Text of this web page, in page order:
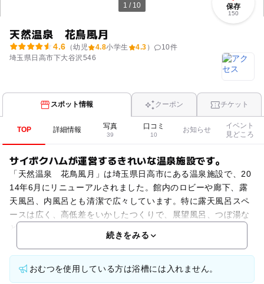
1 / 10
天然温泉 花鳥風月
4.6 （幼児 4.8小学生 4.3 ） 10件
埼玉県日高市下大谷沢546
保存
150
スポット情報 クーポン チケット
TOP 詳細情報 写真
39
口コミ
10
お知らせ
イベント
見どころ
サイボクハムが運営するきれいな温泉施設です。
「天然温泉 花鳥風月」は埼玉県日高市にある温泉施設で、20
14年6月にリニューアルされました。館内のロビーや廊下、露
天風呂、内風呂とも清潔で広々しています。特に露天風呂スペ
ースは広く、高低差をいかしたつくりで、展望風呂、つぼ湯な
どいろいろなお風呂があります。中でも洞窟風呂は岩に囲
続きをみる
おむつを使用している方は浴槽には入れません。